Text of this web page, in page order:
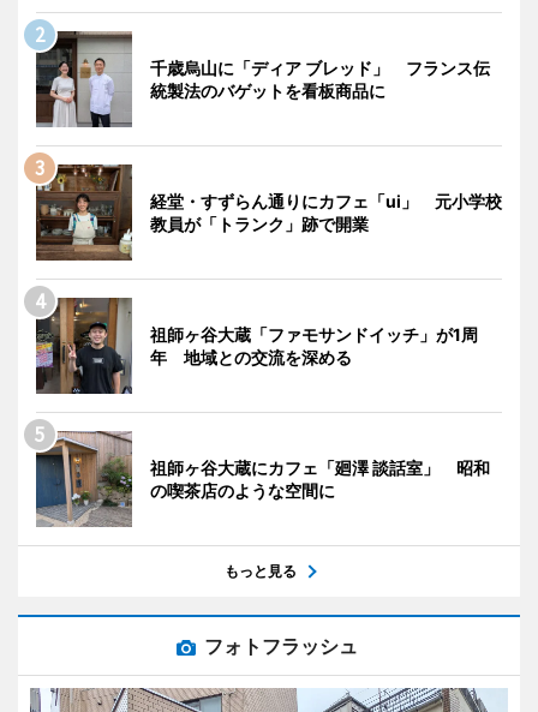
千歳烏山に「ディア ブレッド」 フランス伝
統製法のバゲットを看板商品に
経堂・すずらん通りにカフェ「ui」 元小学校
教員が「トランク」跡で開業
祖師ヶ谷大蔵「ファモサンドイッチ」が1周
年 地域との交流を深める
祖師ヶ谷大蔵にカフェ「廻澤 談話室」 昭和
の喫茶店のような空間に
もっと見る
フォトフラッシュ